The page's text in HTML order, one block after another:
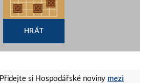
HRÁT
Přidejte si Hospodářské noviny mezi